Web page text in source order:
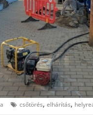
csőtörés, elhárítás,